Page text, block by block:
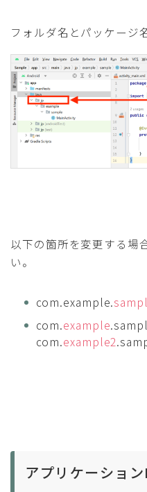
フォルダ名とパッケージ
以下の箇所を変更する場
い。
com.example.
com.example
com.example2
アプリケーショ